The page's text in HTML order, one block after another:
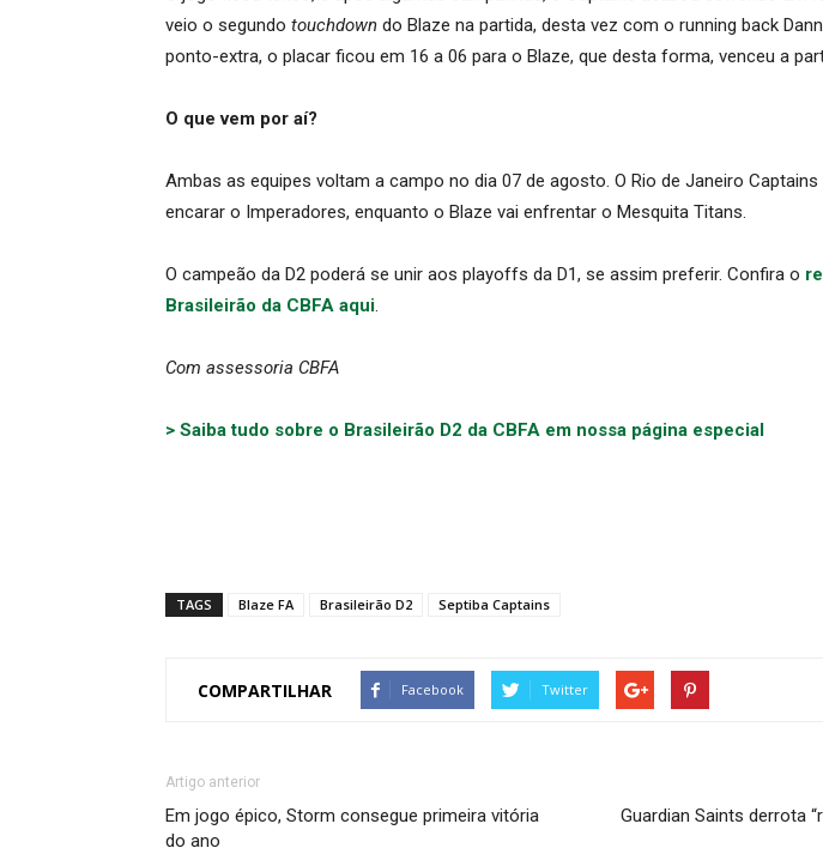
veio o segundo touchdown do Blaze na partida, desta vez com o running back
ponto-extra, o placar ficou em 16 a 06 para o Blaze, que desta forma, venceu a
O que vem por aí?
Ambas as equipes voltam a campo no dia 07 de agosto. O Rio de Janeiro
encarar o Imperadores, enquanto o Blaze vai enfrentar o Mesquita Titans.
O campeão da D2 poderá se unir aos playoffs da D1, se assim preferir. Confira o
Brasileirão da CBFA aqui.
Com assessoria CBFA
> Saiba tudo sobre o Brasileirão D2 da CBFA em nossa página especial
TAGS Blaze FA Brasileirão D2 Septiba Captains
COMPARTILHAR Facebook Twitter
Artigo anterior
Em jogo épico, Storm consegue primeira vitória
do ano
Guardian Saints derrota